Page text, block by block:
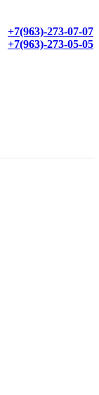
+7(963)-273-07-07
+7(963)-273-05-05